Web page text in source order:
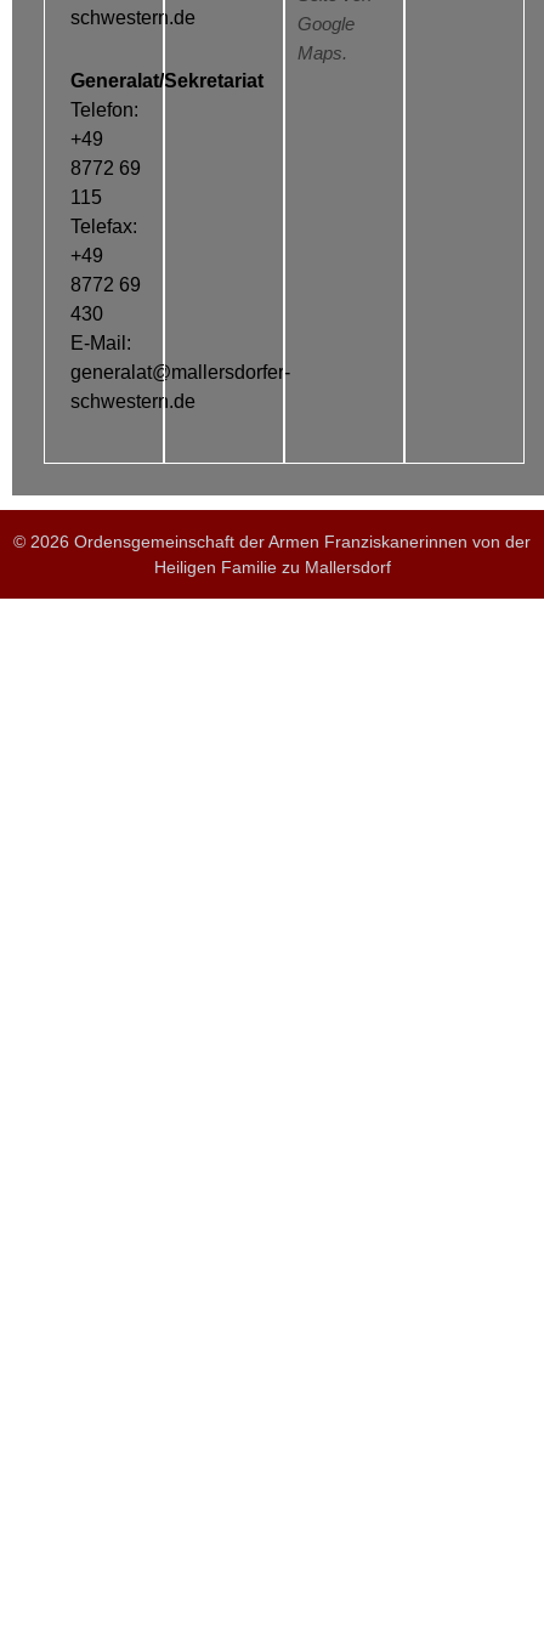
schwestern.de
Generalat/Sekretariat
Telefon:
+49
8772 69
115
Telefax:
+49
8772 69
430
E-Mail:
generalat@mallersdorfer-
schwestern.de
Google
Maps.
© 2026 Ordensgemeinschaft der Armen Franziskanerinnen von der
Heiligen Familie zu Mallersdorf